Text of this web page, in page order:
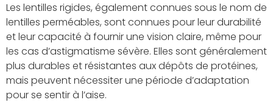
Les lentilles rigides, également connues sous le nom de
lentilles perméables, sont connues pour leur durabilité
et leur capacité à fournir une vision claire, même pour
les cas d’astigmatisme sévère. Elles sont généralement
plus durables et résistantes aux dépôts de protéines,
mais peuvent nécessiter une période d’adaptation
pour se sentir à l’aise.